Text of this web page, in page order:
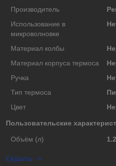
Производитель
Использование в
микроволновке
Материал колбы
Материал корпуса термоса
Ручка
Тип термоса
Цвет
Пользовательские
Объём (л) 1.2
Скрыть